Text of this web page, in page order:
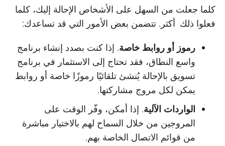
كلما جعلت من السهل على الأشخاص الإحالة إليك، كلما
فعلوا ذلك أكثر. تتضمن بعض الأمور التي قد تساعدك:
رموز أو روابط خاصة. إذا كنت بصدد إنشاء برنامج
واسع النطاق، فقد تحتاج إلى الاستثمار في برنامج
تسويق بالإحالة يُنشئ تلقائيًا رموزًا خاصة أو روابط
يمكن لكل مروج مشاركتها.
الواردات الآلية. إذا أمكن، وفّر الوقت على
المروجين من خلال السماح لهم بالاختيار مباشرة
من قوائم الاتصال الخاصة بهم.